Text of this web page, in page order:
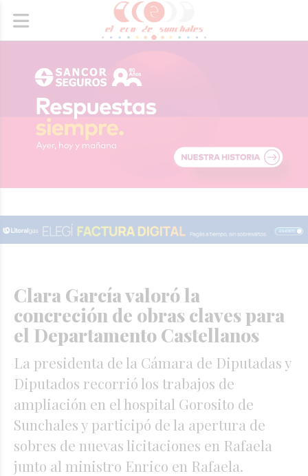
Clara García valoró la
concreción de obras claves para
el Departamento Castellanos
La presidenta de la Cámara de Diputadas y
Diputados recorrió los trabajos de
ampliación en el hospital Gorosito de
Sunchales y participó de la apertura de
sobres de nuevas licitaciones en Rafaela
junto al ministro Enrico en Rafaela.